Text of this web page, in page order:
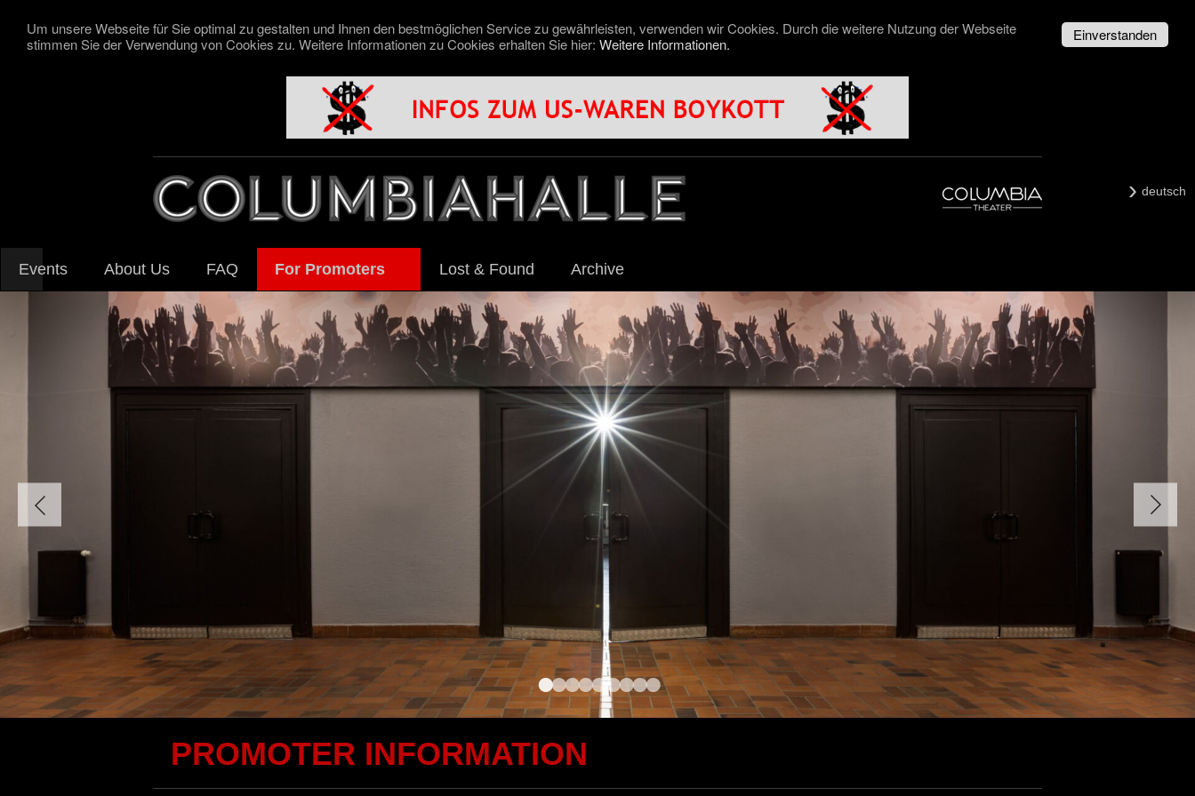
Einverstanden
Um unsere Webseite für Sie optimal zu gestalten und Ihnen den bestmöglichen Service zu gewährleisten, verwenden wir Cookies. Durch die weitere Nutzung der Webseite
stimmen Sie der Verwendung von Cookies zu. Weitere Informationen zu Cookies erhalten Sie hier: Weitere Informationen.
deutsch
navigation
Events About Us FAQ For Promoters Lost & Found Archive
•••••••••
PROMOTER INFORMATION